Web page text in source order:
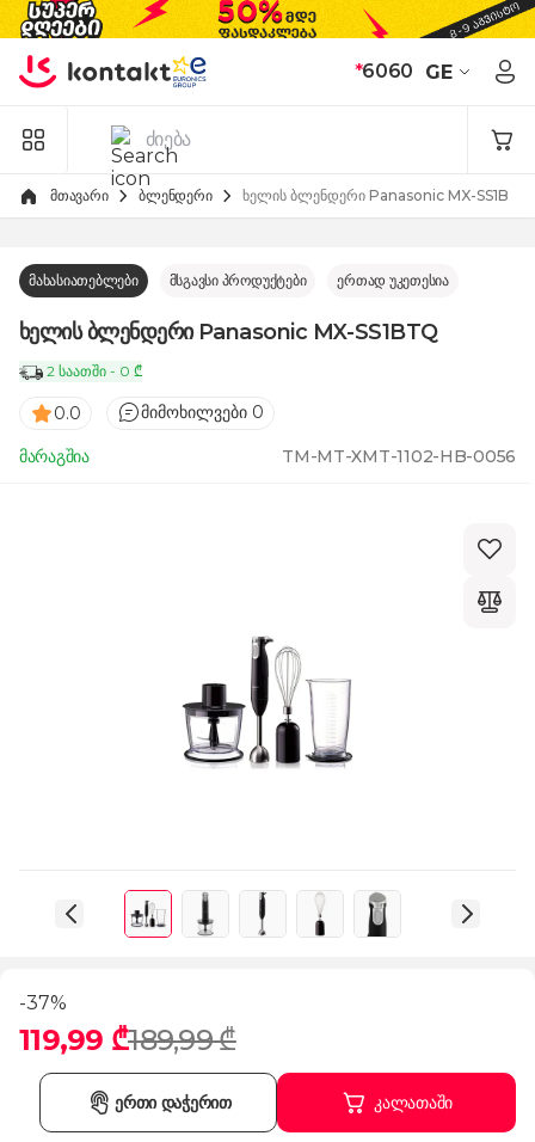
Skip to Content
*6060 GE
მთავარი ბლენდერი ხელის ბლენდერი Panasonic MX-SS1BTQ
მახასიათებლები მსგავსი პროდუქტები ერთად უკეთესია
ხელის ბლენდერი Panasonic MX-SS1BTQ
2 საათში - 0 ₾
0.0 მიმოხილვები 0
მარაგშია TM-MT-XMT-1102-HB-0056
-37%
119,99 ₾189,99 ₾
კალათაში
ერთი დაჭერით